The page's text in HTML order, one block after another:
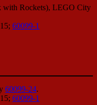
with Rockets), LEGO City
60099-1
60099-24.
60099-1